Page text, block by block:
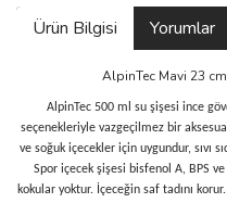
Ürün Bilgisi Yorumlar
AlpinTec Mavi 23
AlpinTec 500 ml su şişesi ince
seçenekleriyle vazgeçilmez bir
ve soğuk içecekler için uygundur, sıvı
Spor içecek şişesi bisfenol A, BPS
kokular yoktur. İçeceğin saf tadını